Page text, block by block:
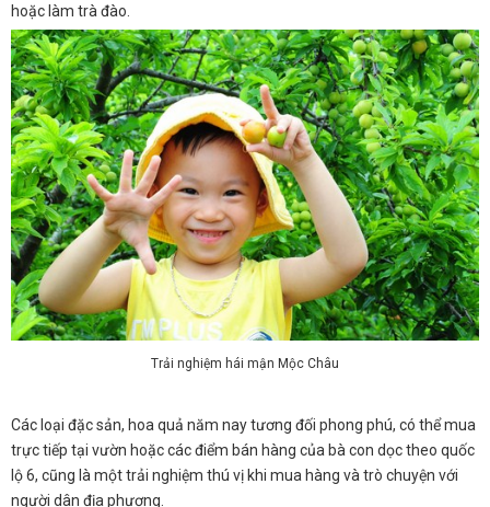
hoặc làm trà đào.
Trải nghiệm hái mận Mộc Châu
Các loại đặc sản, hoa quả năm nay tương đối phong phú, có thể mua
trực tiếp tại vườn hoặc các điểm bán hàng của bà con dọc theo quốc
lộ 6, cũng là một trải nghiệm thú vị khi mua hàng và trò chuyện với
người dân địa phương.